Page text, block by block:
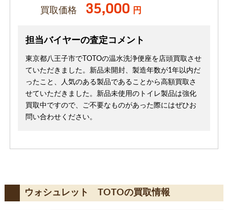
買取価格 35,000 円
担当バイヤーの査定コメント
東京都八王子市でTOTOの温水洗浄便座を店頭買取させ
ていただきました。新品未開封、製造年数が1年以内だ
ったこと、人気のある製品であることから高額買取さ
せていただきました。新品未使用のトイレ製品は強化
買取中ですので、ご不要なものがあった際にはぜひお
問い合わせください。
ウォシュレット TOTOの買取情報